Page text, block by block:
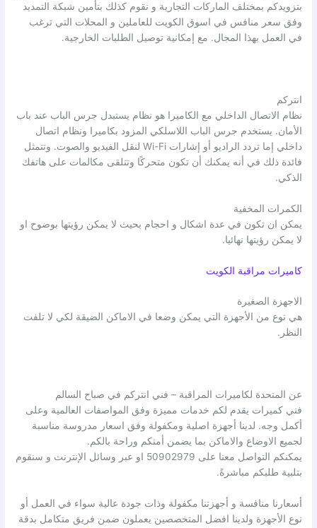
بتزويدكم بمختلف الماركات التجارية و نقوم كذلك بتأمين شبكة التمديد
وفق سعر منافس في اسوق الكويت للعاملين و المحلات التي ترغب
في العمل بهذا المجال. مع إمكانية توصيل الطلبات الخارجية.
انتركم
نظام الاتصال الداخلي مع الكاميرا هو نظام يستبدل جرس الباب عند باب
الأمان. يستخدم جرس الباب اللاسلكي المزود بكاميرا ونظام اتصال
داخلي إما تردد الراديو أو إشارات Wi-Fi لنقل الفيديو والصوت. وتتمثل
فائدة ذلك في أنه يمكنك أن تكون متحركًا وتتلقى مكالمات على هاتفك
الذكي.
الكمرات المخفية
يمكن ان تكون في عدة اشكال و احجام بحيث لا يمكن رؤيتها بوضوح او
لا يمكن رؤيتها نهائيا.
كاميرات مراقبة الكويت
الاجهزة الصغيرة
هي نوع من الأجهزة التي يمكن وضعا في الاماكن الضيقة لكي لا تلفت
النظر.
عن المتحدة لكاميرات المراقبة – فني انتركم في صباح السالم
فني كميرات يقدم لكم خدمات مميزة وفق المواصفات العالمية وعلى
أكمل وجه. لدينا أجهزة اصلية ومكفولة وفق اسعار مدروسة مناسبة
لجميع الاوضاع والاماكن بما يضمن أمنكم وراحة بالكم.
يمكنكم التواصل معنا على 50902979 او عبر وسائل الإنترنت و سنقوم
بتلبية طلبكم مباشرةً.
أسعارنا منافسة و أجهزتنا مكفولة وذات جودة عالية سواء في العمل أو
نوع الأجهزة ولدينا افضل المتخصصين يعملون ضمن فريق متكامل بدقة